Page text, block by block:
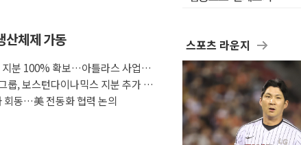
산체제 가동
분 100% 확보…아틀라스 사업화
룹, 보스턴다이나믹스 지분 추가 인
회동…美 전동화 협력 논의
스포츠 라운지